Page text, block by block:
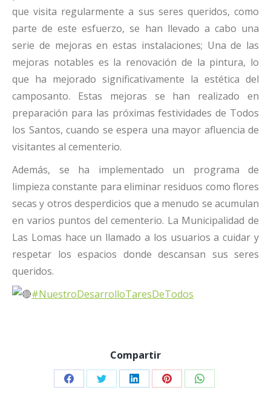
que visita regularmente a sus seres queridos, como
parte de este esfuerzo, se han llevado a cabo una
serie de mejoras en estas instalaciones; Una de las
mejoras notables es la renovación de la pintura, lo
que ha mejorado significativamente la estética del
camposanto. Estas mejoras se han realizado en
preparación para las próximas festividades de Todos
los Santos, cuando se espera una mayor afluencia de
visitantes al cementerio.
Además, se ha implementado un programa de
limpieza constante para eliminar residuos como flores
secas y otros desperdicios que a menudo se acumulan
en varios puntos del cementerio. La Municipalidad de
Las Lomas hace un llamado a los usuarios a cuidar y
respetar los espacios donde descansan sus seres
queridos.
#NuestroDesarrolloTaresDeTodos
Compartir
Share Share Share Share Share